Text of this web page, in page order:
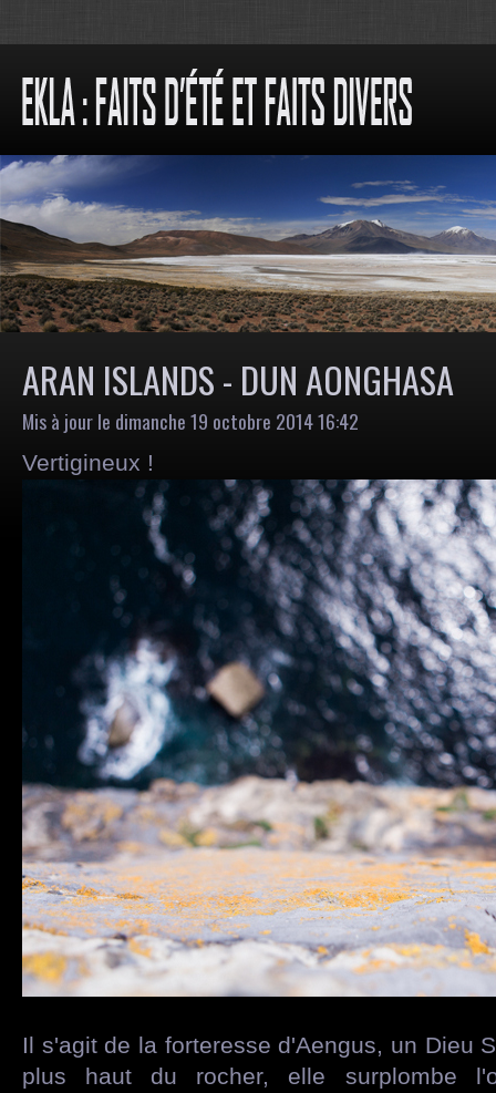
ARAN ISLANDS - DUN AONGHASA
Mis à jour le dimanche 19 octobre 2014 16:42
Vertigineux !
Il s'agit de la forteresse d'Aengus, un Dieu
plus haut du rocher, elle surplombe